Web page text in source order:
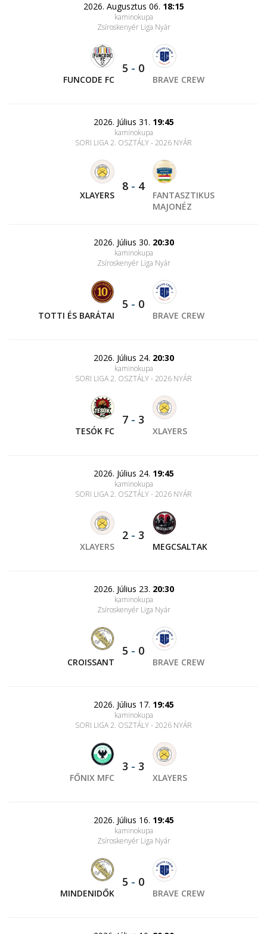
2026. Augusztus 06. 18:15
kaminokupa
Zsíroskenyér Liga Nyár
FUNCODE FC
5 - 0
BRAVE CREW
2026. Július 31. 19:45
kaminokupa
SORI LIGA 2. OSZTÁLY - 2026 NYÁR
XLAYERS
8 - 4
FANTASZTIKUS
MAJONÉZ
2026. Július 30. 20:30
kaminokupa
Zsíroskenyér Liga Nyár
TOTTI ÉS BARÁTAI
5 - 0
BRAVE CREW
2026. Július 24. 20:30
kaminokupa
SORI LIGA 2. OSZTÁLY - 2026 NYÁR
TESÓK FC
7 - 3
XLAYERS
2026. Július 24. 19:45
kaminokupa
SORI LIGA 2. OSZTÁLY - 2026 NYÁR
XLAYERS
2 - 3
MEGCSALTAK
2026. Július 23. 20:30
kaminokupa
Zsíroskenyér Liga Nyár
CROISSANT
5 - 0
BRAVE CREW
2026. Július 17. 19:45
kaminokupa
SORI LIGA 2. OSZTÁLY - 2026 NYÁR
FŐNIX MFC
3 - 3
XLAYERS
2026. Július 16. 19:45
kaminokupa
Zsíroskenyér Liga Nyár
MINDENIDŐK
5 - 0
BRAVE CREW